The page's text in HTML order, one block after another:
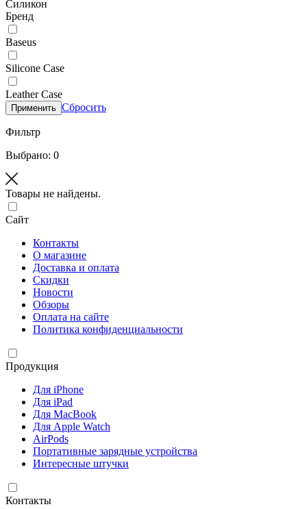
Силикон
Бренд
Baseus
Silicone Case
Leather Case
Применить Сбросить
Фильтр
Выбрано: 0
Товары не найдены.
Сайт
Контакты
О магазине
Доставка и оплата
Скидки
Новости
Обзоры
Оплата на сайте
Политика конфиденциальности
Продукция
Для iPhone
Для iPad
Для MacBook
Для Apple Watch
AirPods
Портативные зарядные устройства
Интересные штучки
Контакты